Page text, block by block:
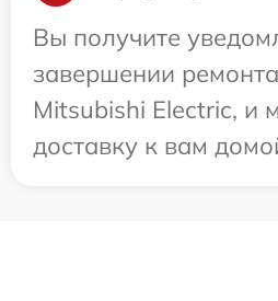
Вы получите
завершении
Mitsubishi Electric, и
доставку к вам